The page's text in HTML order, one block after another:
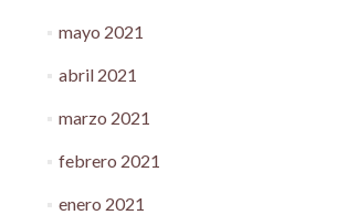
mayo 2021
abril 2021
marzo 2021
febrero 2021
enero 2021